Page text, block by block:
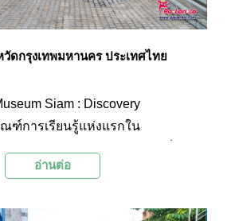
วัดกรุงเทพมหานคร ประเทศไทย
Siam : Discovery
ฑ์การเรียนรู้แห่งแรกใน
ปอย่างสนุกสนาน ท่ามกลาง
ละสวยงามจากสมัยรัชกาลที่ 6
อ่านต่อ